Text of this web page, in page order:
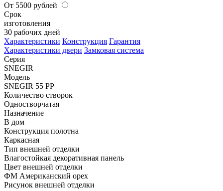
От 5500 рублей
Срок
изготовления
30 рабочих дней
Характеристики Конструкция Гарантия
Характеристики двери Замковая система
Серия
SNEGIR
Модель
SNEGIR 55 PP
Количество створок
Одностворчатая
Назначение
В дом
Конструкция полотна
Каркасная
Тип внешней отделки
Влагостойкая декоративная панель
Цвет внешней отделки
ФМ Американский орех
Рисунок внешней отделки